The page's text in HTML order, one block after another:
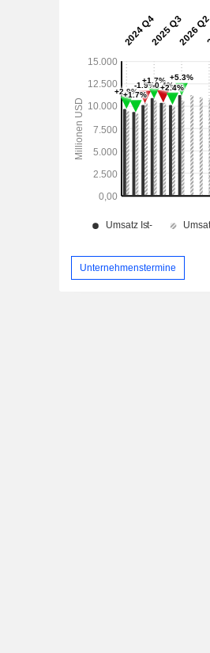
Unternehmenstermine